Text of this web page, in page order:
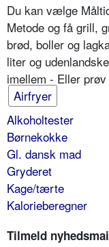
Du kan vælge
Metode og få grill,
brød, boller og
liter og
imellem - Eller
Airfryer
Alkoholtester
Børnekokke
Gl. dansk mad
Gryderet
Kage/tærte
Kalorieberegner
Tilmeld